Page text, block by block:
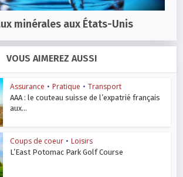
minérales aux États-Unis
VOUS AIMEREZ AUSSI
Assurance • Pratique • Transport
AAA : le couteau suisse de l’expatrié français
aux...
Coups de coeur • Loisirs
L’East Potomac Park Golf Course